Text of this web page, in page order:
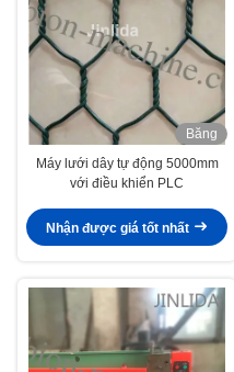
Băng
hình
Máy lưới dây tự động 5000mm
với điều khiển PLC
Nhận được giá tốt nhất